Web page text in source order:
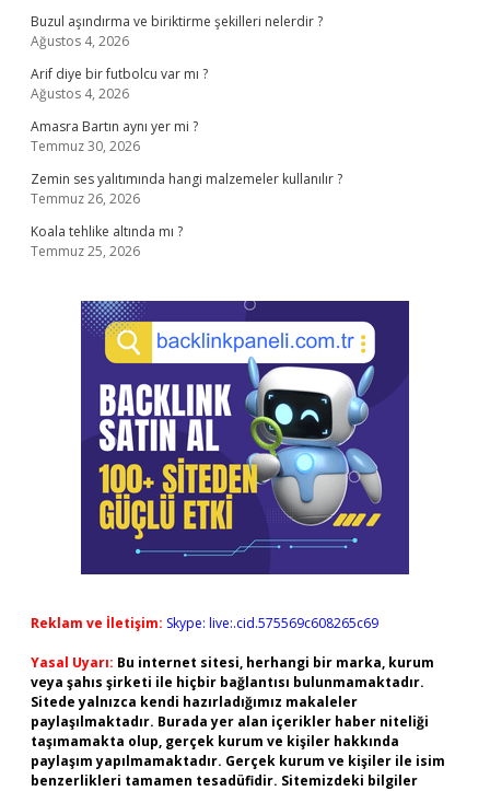
Buzul aşındırma ve biriktirme şekilleri nelerdir ?
Ağustos 4, 2026
Arif diye bir futbolcu var mı ?
Ağustos 4, 2026
Amasra Bartın aynı yer mi ?
Temmuz 30, 2026
Zemin ses yalıtımında hangi malzemeler kullanılır ?
Temmuz 26, 2026
Koala tehlike altında mı ?
Temmuz 25, 2026
Reklam ve İletişim: Skype: live:.cid.575569c608265c69
Yasal Uyarı: Bu internet sitesi, herhangi bir marka, kurum
veya şahıs şirketi ile hiçbir bağlantısı bulunmamaktadır.
Sitede yalnızca kendi hazırladığımız makaleler
paylaşılmaktadır. Burada yer alan içerikler haber niteliği
taşımamakta olup, gerçek kurum ve kişiler hakkında
paylaşım yapılmamaktadır. Gerçek kurum ve kişiler ile isim
benzerlikleri tamamen tesadüfidir. Sitemizdeki bilgiler